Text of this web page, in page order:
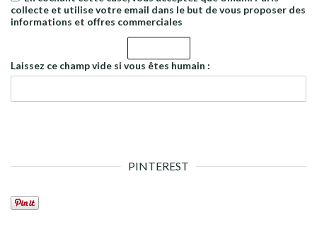
collecte et utilise votre email dans le but de vous proposer des
informations et offres commerciales
Laissez ce champ vide si vous êtes humain :
PINTEREST